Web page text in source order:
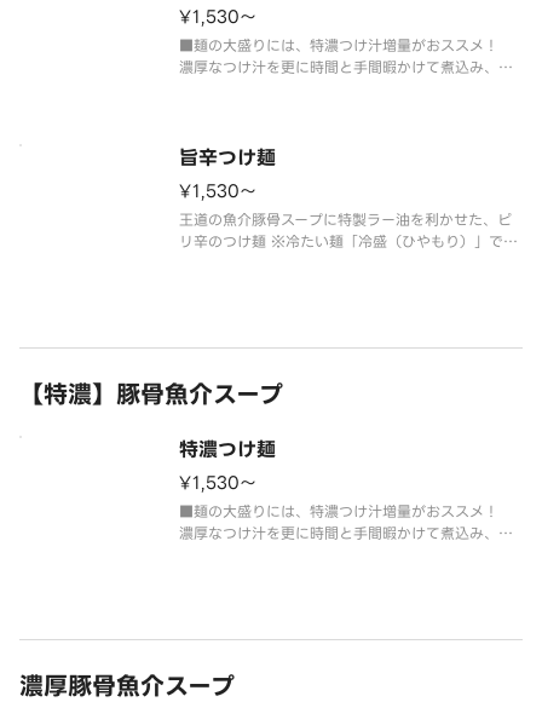
¥1,530〜
■麺の大盛りには、特濃つけ汁増量がおススメ！
濃厚なつけ汁を更に時間と手間暇かけて煮込み、重
※冷たい麺「冷盛（ひやもり）」でのご提
旨辛つけ麺
¥1,530〜
王道の魚介豚骨スープに特製ラー油を利かせた、ピ
リ辛のつけ麺 ※冷たい麺「冷盛（ひやもり）」での
【特濃】豚骨魚介スープ
特濃つけ麺
¥1,530〜
■麺の大盛りには、特濃つけ汁増量がおススメ！
濃厚なつけ汁を更に時間と手間暇かけて煮込み、重
濃厚豚骨魚介スープ